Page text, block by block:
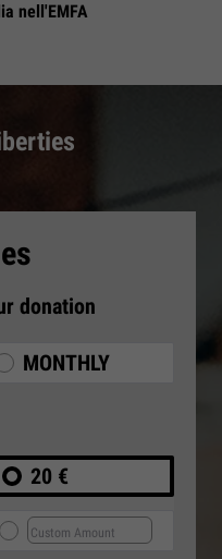
nell'EMFA
donation
MONTHLY
20 €